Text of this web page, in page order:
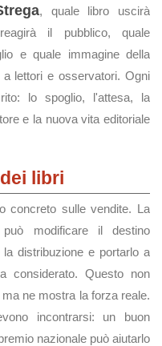
, quale libro uscirà
il pubblico, quale
e quale immagine della
lettori e osservatori. Ogni
lo spoglio, l'attesa, la
e la nuova vita editoriale
libri
concreto sulle vendite. La
modificare il destino
distribuzione e portarlo a
considerato. Questo non
ne mostra la forza reale.
incontrarsi: un buon
nazionale può aiutarlo